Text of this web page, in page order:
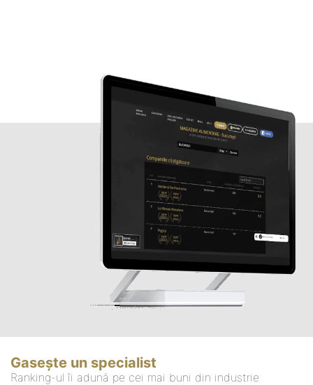
Gasește un specialist
Ranking-ul îi adună pe cei mai buni din industrie